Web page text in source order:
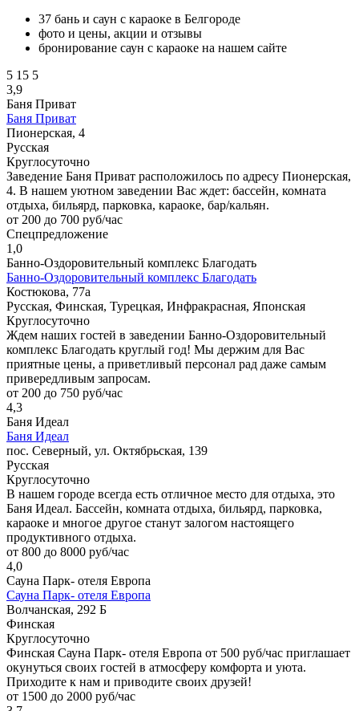
37 бань и саун с караоке в Белгороде
фото и цены, акции и отзывы
бронирование саун с караоке на нашем сайте
5 15 5
3,9
Баня Приват
Баня Приват
Пионерская, 4
Русская
Круглосуточно
Заведение Баня Приват расположилось по адресу Пионерская,
4. В нашем уютном заведении Вас ждет: бассейн, комната
отдыха, бильярд, парковка, караоке, бар/кальян.
от 200 до 700 руб/час
Спецпредложение
1,0
Банно-Оздоровительный комплекс Благодать
Банно-Оздоровительный комплекс Благодать
Костюкова, 77а
Русская, Финская, Турецкая, Инфракрасная, Японская
Круглосуточно
Ждем наших гостей в заведении Банно-Оздоровительный
комплекс Благодать круглый год! Мы держим для Вас
приятные цены, а приветливый персонал рад даже самым
привередливым запросам.
от 200 до 750 руб/час
4,3
Баня Идеал
Баня Идеал
пос. Северный, ул. Октябрьская, 139
Русская
Круглосуточно
В нашем городе всегда есть отличное место для отдыха, это
Баня Идеал. Бассейн, комната отдыха, бильярд, парковка,
караоке и многое другое станут залогом настоящего
продуктивного отдыха.
от 800 до 8000 руб/час
4,0
Сауна Парк- отеля Европа
Сауна Парк- отеля Европа
Волчанская, 292 Б
Финская
Круглосуточно
Финская Сауна Парк- отеля Европа от 500 руб/час приглашает
окунуться своих гостей в атмосферу комфорта и уюта.
Приходите к нам и приводите своих друзей!
от 1500 до 2000 руб/час